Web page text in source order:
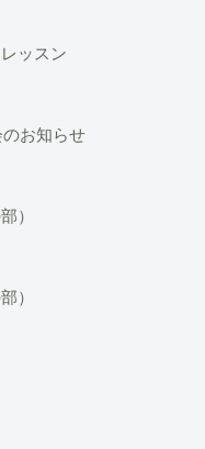
ッスン
お知らせ
）
）